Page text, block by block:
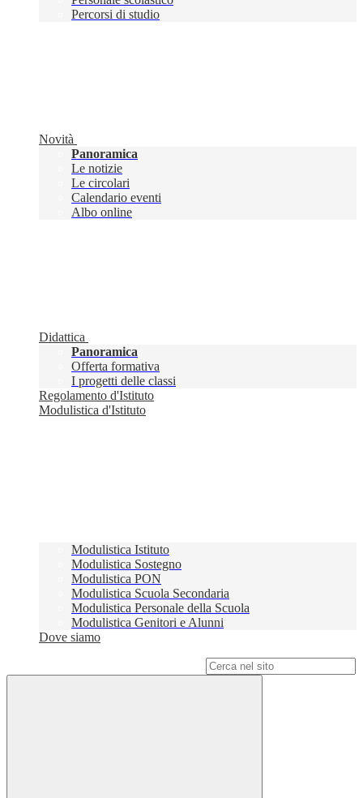
Percorsi di studio
Novità
Panoramica
Le notizie
Le circolari
Calendario eventi
Albo online
Didattica
Panoramica
Offerta formativa
I progetti delle classi
Regolamento d'Istituto
Modulistica d'Istituto
Modulistica Istituto
Modulistica Sostegno
Modulistica PON
Modulistica Scuola Secondaria
Modulistica Personale della Scuola
Modulistica Genitori e Alunni
Dove siamo